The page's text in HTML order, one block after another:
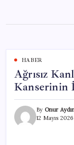
content
HABER
Ağrısız
Kanserinin
By Onur
12 Mayıs 2026